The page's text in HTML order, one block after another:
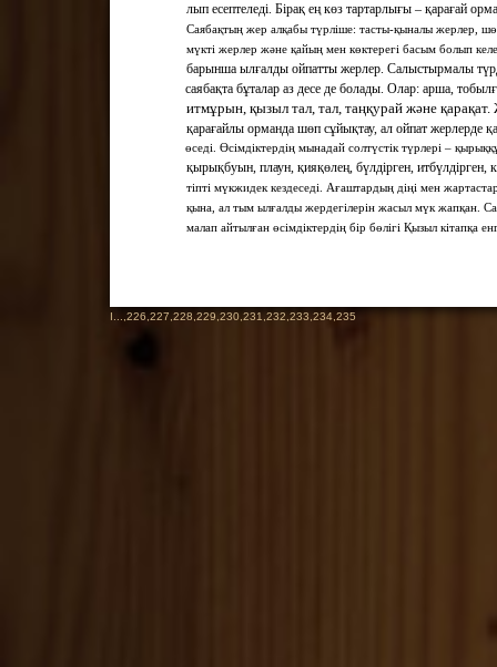
лып есептеледі. Бірақ ең көз тартарлығы – қарағай
Саябақтың жер алқабы түрліше: тасты-қыналы жерлер,
мүкті жерлер және қайың мен көктерегі басым болып
барынша ылғалды ойпатты жерлер. Салыстырмалы
саябақта бұталар аз десе де болады. Олар: арша,
итмұрын, қызыл тал, тал, таңқурай және
қарағайлы орманда шөп сұйықтау, ал ойпат жерлерде
өседі. Өсімдіктердің мынадай солтүстік түрлері –
қырықбуын, плаун, қияқөлең, бүлдірген, итбүлдірген,
тіпті мүкжидек кездеседі. Ағаштардың діңі мен
қына, ал тым ылғалды жердегілерін жасыл мүк жапқан.
малап айтылған өсімдіктердің бір бөлігі Қызыл кітапқа
I ...,226 ,227 ,228 ,229 ,230 ,231 ,232 ,233 ,234 ,235